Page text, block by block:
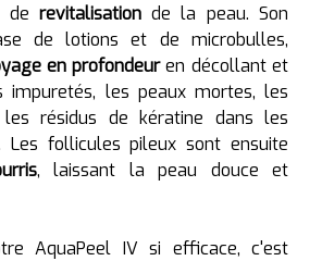
de revitalisationde la peau. Son
de lotions et de microbulles,
en profondeuren décollant et
impuretés, les peaux mortes, les
résidus de kératine dans les
Les follicules pileux sont ensuite
, laissant la peau douce et
AquaPeel IV si efficace, c'est